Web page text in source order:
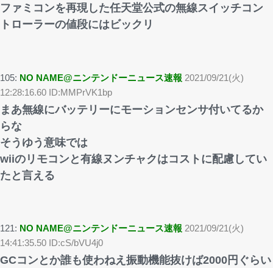
ファミコンを再現した任天堂公式の無線スイッチコン
トローラーの値段にはビックリ
105: NO NAME@ニンテンドーニュース速報 2021/09/21(火)
12:28:16.60 ID:MMPrVK1bp
まあ無線にバッテリーにモーションセンサ付いてるか
らな
そうゆう意味では
wiiのリモコンと有線ヌンチャクはコストに配慮してい
たと言える
121: NO NAME@ニンテンドーニュース速報 2021/09/21(火)
14:41:35.50 ID:cS/bVU4j0
GCコンとか誰も使わねえ振動機能抜けば2000円ぐらい